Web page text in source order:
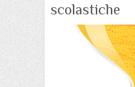
scolastiche